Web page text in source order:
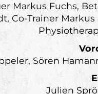
Markus Fuchs,
Co-Trainer
Sören
Julien